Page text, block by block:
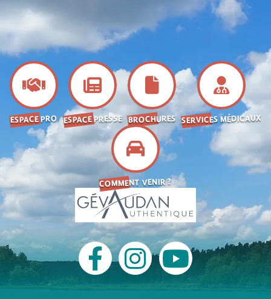
ESPACE PRO ESPACE PRESSE BROCHURES SERVICES MÉDICAUX
COMMENT VENIR ?